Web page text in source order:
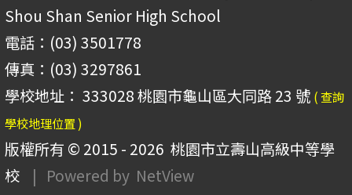
Shou Shan Senior High School
電話：(03) 3501778
傳真：(03) 3297861
學校地址： 333028 桃園市龜山區大同路 23 號 ( 查詢
學校地理位置 )
版權所有 © 2015 - 2026 桃園市立壽山高級中等學
校
| Powered by NetView